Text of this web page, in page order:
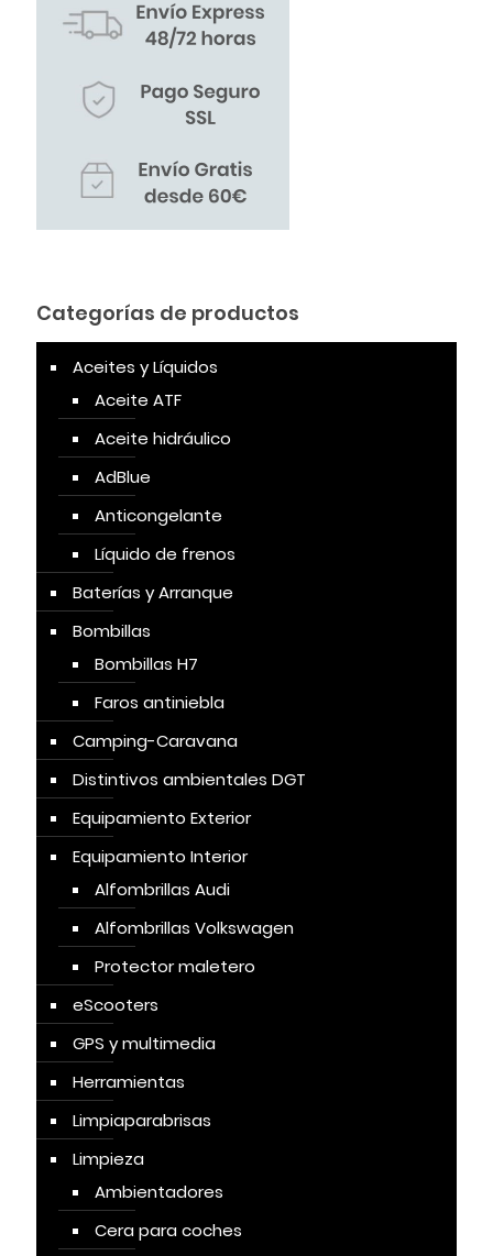
Categorías de productos
Aceites y Líquidos
Aceite ATF
Aceite hidráulico
AdBlue
Anticongelante
Líquido de frenos
Baterías y Arranque
Bombillas
Bombillas H7
Faros antiniebla
Camping-Caravana
Distintivos ambientales DGT
Equipamiento Exterior
Equipamiento Interior
Alfombrillas Audi
Alfombrillas Volkswagen
Protector maletero
eScooters
GPS y multimedia
Herramientas
Limpiaparabrisas
Limpieza
Ambientadores
Cera para coches